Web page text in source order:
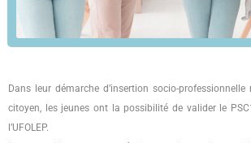
Dans leur démarche d’insertion socio-
citoyen, les jeunes ont la possibilité de valider le
l’UFOLEP.